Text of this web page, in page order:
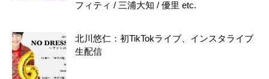
フィティ / 三浦大知 / 優里 etc.
北川悠仁：初TikTokライブ、インスタライブ
生配信